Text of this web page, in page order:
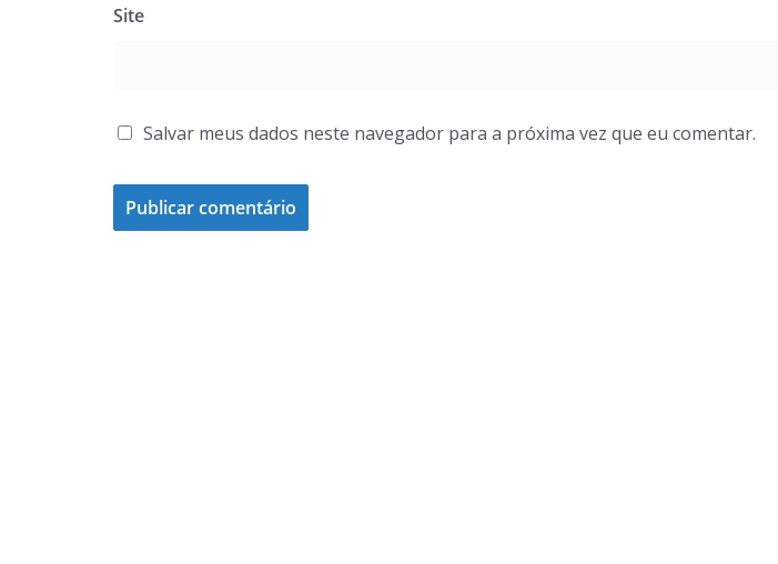
Site
Salvar meus dados neste navegador para a próxima vez que eu comentar.